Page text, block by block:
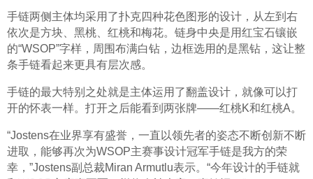
手链两侧主体均采用了扑克四种花色图形的设计，从左到右
依次是方块、黑桃、红桃和梅花。链身中央是用红宝石镶嵌
的“WSOP”字样，周围布满白钻，边框选用的是黑钻，这让整
条手链看起来更具有层次感。
手链的最大特别之处就是主体运用了翻盖设计，就像可以打
开的怀表一样。打开之后能看到两张牌——红桃K和红桃A。
“Jostens在业界享有盛誉，一直以领先者的姿态不断创新不断
进取，能够再次为WSOP主赛事设计冠军手链是我方的荣
幸，”Jostens副总裁Miran Armutlu表示。“今年设计的手链就